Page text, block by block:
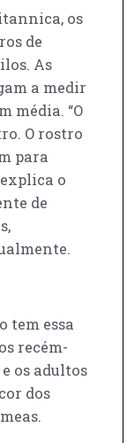
os
de
As
a medir
média. “O
O rostro
para
o
de
tem essa
recém-
os adultos
dos